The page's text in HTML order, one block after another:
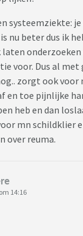
systeemziekte: je
nu beter dus ik
voor. Dus al
zorgt ook voor
en toe pijnlijke
heb en dan
mn schildklier
over reuma.
om 14:16